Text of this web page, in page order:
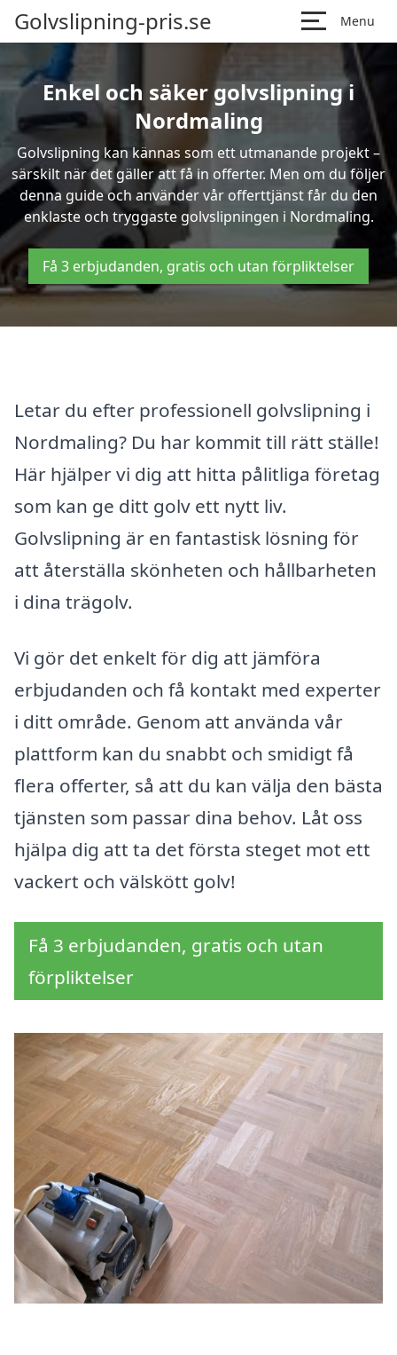
Golvslipning-pris.se Menu
Enkel och säker golvslipning i
Nordmaling
Golvslipning kan kännas som ett utmanande projekt –
särskilt när det gäller att få in offerter. Men om du följer
denna guide och använder vår offerttjänst får du den
enklaste och tryggaste golvslipningen i Nordmaling.
Få 3 erbjudanden, gratis och utan förpliktelser
Letar du efter professionell golvslipning i
Nordmaling? Du har kommit till rätt ställe!
Här hjälper vi dig att hitta pålitliga företag
som kan ge ditt golv ett nytt liv.
Golvslipning är en fantastisk lösning för
att återställa skönheten och hållbarheten
i dina trägolv.
Vi gör det enkelt för dig att jämföra
erbjudanden och få kontakt med experter
i ditt område. Genom att använda vår
plattform kan du snabbt och smidigt få
flera offerter, så att du kan välja den bästa
tjänsten som passar dina behov. Låt oss
hjälpa dig att ta det första steget mot ett
vackert och välskött golv!
Få 3 erbjudanden, gratis och utan
förpliktelser